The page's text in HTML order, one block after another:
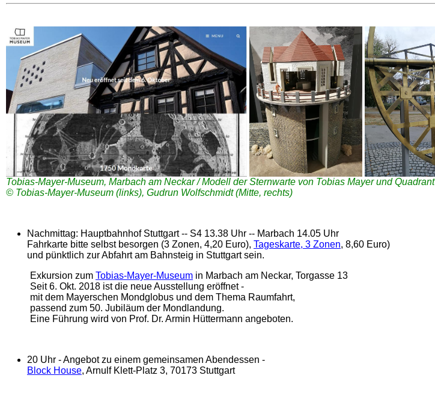
Tobias-Mayer-Museum, Marbach am Neckar / Modell der Sternwarte von Tobias Mayer und Quadrant
© Tobias-Mayer-Museum (links), Gudrun Wolfschmidt (Mitte, rechts)
Nachmittag: Hauptbahnhof Stuttgart -- S4 13.38 Uhr -- Marbach 14.05 Uhr
Fahrkarte bitte selbst besorgen (3 Zonen, 4,20 Euro), Tageskarte, 3 Zonen, 8,60 Euro)
und pünktlich zur Abfahrt am Bahnsteig in Stuttgart sein.
Exkursion zum Tobias-Mayer-Museum in Marbach am Neckar, Torgasse 13
Seit 6. Okt. 2018 ist die neue Ausstellung eröffnet -
mit dem Mayerschen Mondglobus und dem Thema Raumfahrt,
passend zum 50. Jubiläum der Mondlandung.
Eine Führung wird von Prof. Dr. Armin Hüttermann angeboten.
20 Uhr - Angebot zu einem gemeinsamen Abendessen -
Block House, Arnulf Klett-Platz 3, 70173 Stuttgart